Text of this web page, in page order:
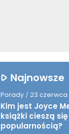
Najnowsze
Porady / 23 czerwca
Kim jest Joyce
książki cieszą
popularnością?